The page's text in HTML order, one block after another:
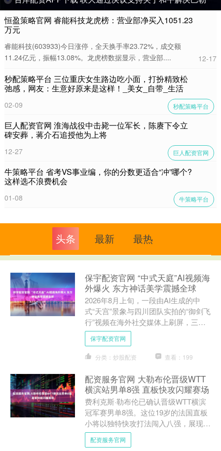
恒盈策略官网 睿能科技龙虎榜：营业部净买入1051.23
万元
睿能科技(603933)今日涨停，全天换手率23.72%，成交额
11.24亿元，振幅13.08%。龙虎榜数据显示，营业部....
12-17
秒配策略平台 三位重庆女生路边吃小面，打扮精致松
弛感，网友：生意好原来是这样！_美女_自带_生活
秒配策略平台
02-09
巨人配资官网 淮海战役中击毙一位军长，陈赓下令立
碑安葬，蒋介石追授他为上将
巨人配资官网
12-27
牛策略平台 省考VS事业编，你的分数更适合“冲”哪个?
这样选不浪费机会
牛策略平台
01-08
头条 最新 最热
保宇配资官网 “中式天庭”AI视频海
外爆火 东方神话美学震撼全球
2026年8月上旬，一段由AI生成的中
式“天宫”景象与四川团队实拍的“御剑飞
行”视频在海外社交媒体上刷屏，三天
内收获了超过300万点赞。这些视频被
海外网友误认为....
保宇配资官网
分类：炒股配资 查看：199
配资服务官网 大勒布伦晋级WTT
横滨站男单8强 直板快攻闪耀赛场
费利克斯·勒布伦已确认晋级WTT横滨
冠军赛男单8强。这位19岁的法国直板
小将以独特快攻打法闯入八强，展现了
出色的技术和状态。 比赛为2026年8月
在日本横滨举行....
配资服务官网